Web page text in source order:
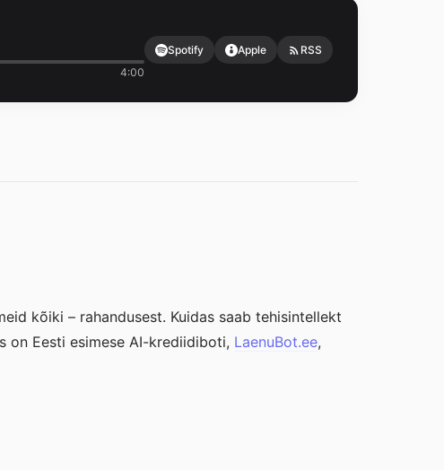
4:00
Spotify Apple RSS
kõiki – rahandusest. Kuidas saab tehisintellekt
on Eesti esimese AI-krediidiboti, LaenuBot.ee,